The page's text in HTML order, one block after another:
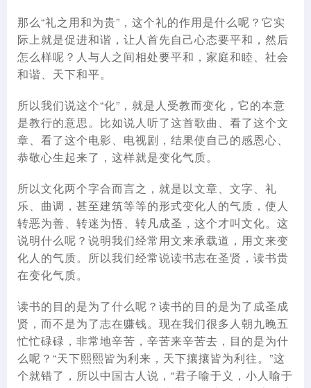
那么“礼之用和为贵”，这个礼的作用是什么呢？它实
际上就是促进和谐，让人首先自己心态要平和，然后
怎么样呢？人与人之间相处要平和，家庭和睦、社会
和谐、天下和平。
所以我们说这个“化”，就是人受教而变化，它的本意
是教行的意思。比如说人听了这首歌曲、看了这个文
章、看了这个电影、电视剧，结果使自己的感恩心、
恭敬心生起来了，这样就是变化气质。
所以文化两个字合而言之，就是以文章、文字、礼
乐、曲调，甚至建筑等等的形式变化人的气质，使人
转恶为善、转迷为悟、转凡成圣，这个才叫文化。这
说明什么呢？说明我们经常用文来承载道，用文来变
化人的气质。所以我们经常说读书志在圣贤，读书贵
在变化气质。
读书的目的是为了什么呢？读书的目的是为了成圣成
贤，而不是为了志在赚钱。现在我们很多人朝九晚五
忙忙碌碌，非常地辛苦，辛苦来辛苦去，目的是为什
么呢？“天下熙熙皆为利来，天下攘攘皆为利往。”这
个就错了，所以中国古人说，“君子喻于义，小人喻于